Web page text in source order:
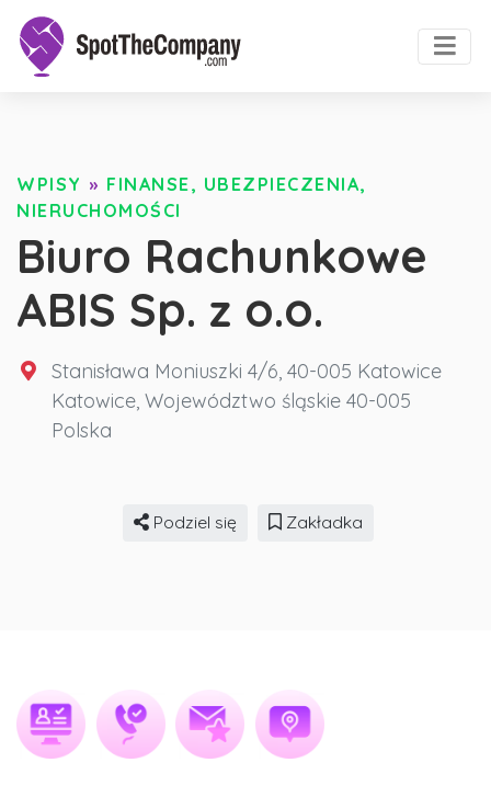
WPISY » FINANSE, UBEZPIECZENIA,
NIERUCHOMOŚCI
Biuro Rachunkowe
ABIS Sp. z o.o.
Stanisława Moniuszki 4/6, 40-005 Katowice
Katowice, Województwo śląskie 40-005
Polska
Podziel się Zakładka